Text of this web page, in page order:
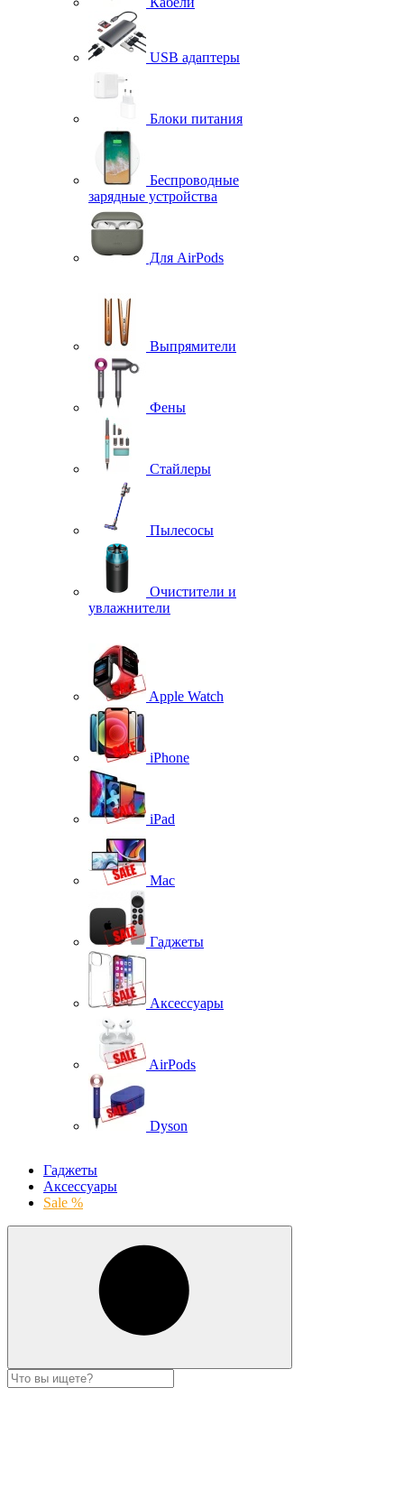
USB адаптеры
Блоки питания
Беспроводные
зарядные устройства
Для AirPods
Выпрямители
Фены
Стайлеры
Пылесосы
Очистители и
увлажнители
Apple Watch
iPhone
iPad
Mac
Гаджеты
Аксессуары
AirPods
Dyson
Гаджеты
Аксессуары
Sale %